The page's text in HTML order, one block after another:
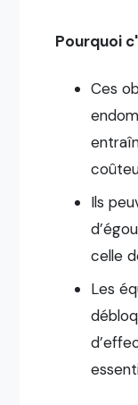
Pourquoi
Ces
Ils
celle
Les